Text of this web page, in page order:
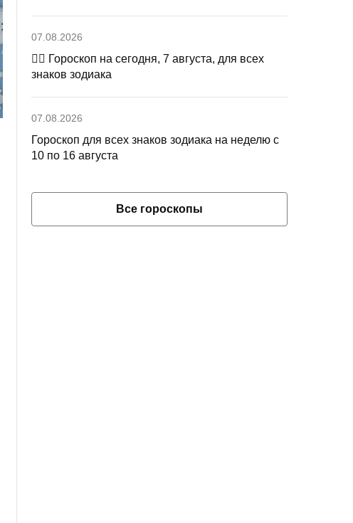
07.08.2026
🧙‍♀ Гороскоп на сегодня, 7 августа, для всех
знаков зодиака
07.08.2026
Гороскоп для всех знаков зодиака на неделю с
10 по 16 августа
Все гороскопы